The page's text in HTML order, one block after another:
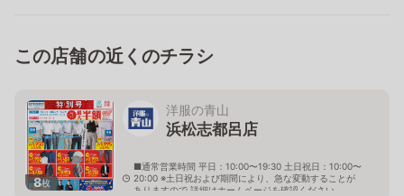
この店舗の近くのチラシ
8枚
洋服の青山
浜松志都呂店
■通常営業時間 平日：10:00〜19:30 土日祝日：10:00〜
20:00 ※土日祝および期間により、急な変動することが
ありますので 詳細はホームページを確認ください